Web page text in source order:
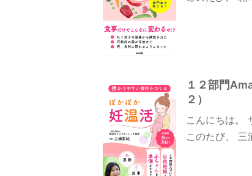
１２部門
２）
こんにちは。
このたび、 三